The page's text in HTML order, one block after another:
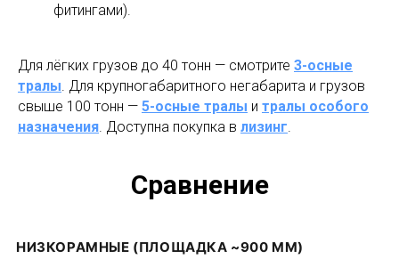
фитингами).
Для лёгких грузов до 40 тонн — смотрите 3-осные
тралы. Для крупногабаритного негабарита и грузов
свыше 100 тонн — 5-осные тралы и тралы особого
назначения. Доступна покупка в лизинг.
Сравнение
НИЗКОРАМНЫЕ (ПЛОЩАДКА ~900 ММ)